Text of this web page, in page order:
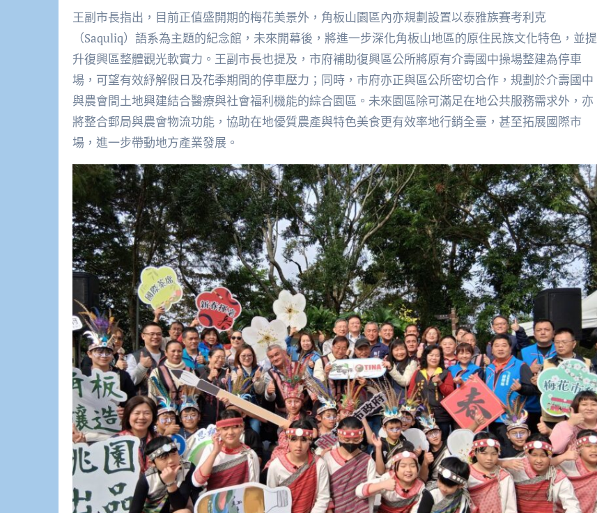
王副市長指出，目前正值盛開期的梅花美景外，角板山園區內亦規劃設置以泰雅族賽考利克
（Saquliq）語系為主題的紀念館，未來開幕後，將進一步深化角板山地區的原住民族文化特色，並提
升復興區整體觀光軟實力。王副市長也提及，市府補助復興區公所將原有介壽國中操場整建為停車
場，可望有效紓解假日及花季期間的停車壓力；同時，市府亦正與區公所密切合作，規劃於介壽國中
與農會間土地興建結合醫療與社會福利機能的綜合園區。未來園區除可滿足在地公共服務需求外，亦
將整合郵局與農會物流功能，協助在地優質農產與特色美食更有效率地行銷全臺，甚至拓展國際市
場，進一步帶動地方產業發展。